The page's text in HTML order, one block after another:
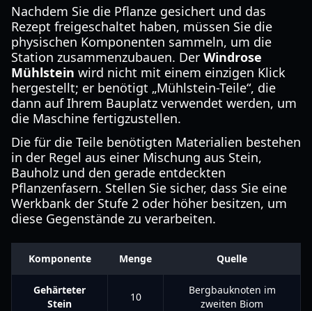
Nachdem Sie die Pflanze gesichert und das
Rezept freigeschaltet haben, müssen Sie die
physischen Komponenten sammeln, um die
Station zusammenzubauen. Der Windrose
Mühlstein wird nicht mit einem einzigen Klick
hergestellt; er benötigt „Mühlstein-Teile“, die
dann auf Ihrem Bauplatz verwendet werden, um
die Maschine fertigzustellen.
Die für die Teile benötigten Materialien bestehen
in der Regel aus einer Mischung aus Stein,
Bauholz und den gerade entdeckten
Pflanzenfasern. Stellen Sie sicher, dass Sie eine
Werkbank der Stufe 2 oder höher besitzen, um
diese Gegenstände zu verarbeiten.
Komponente Menge Quelle
Gehärteter
Stein
10
Bergbauknoten im
zweiten Biom